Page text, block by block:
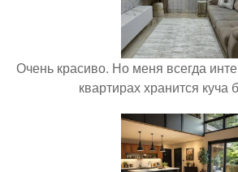
Очень красиво. Но меня всегда
квартирах хранится куча